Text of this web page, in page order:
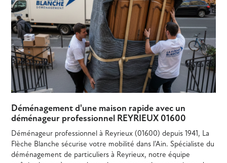
Déménagement d'une maison rapide avec un
déménageur professionnel REYRIEUX 01600
Déménageur professionnel à Reyrieux (01600) depuis 1941, La
Flèche Blanche sécurise votre mobilité dans l'Ain. Spécialiste du
déménagement de particuliers à Reyrieux, notre équipe